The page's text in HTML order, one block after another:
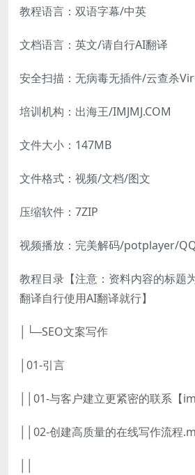
教程语言：双语字幕/中英
文档语言：英文/请自行AI翻译
安全扫描：无病毒无插件/云查杀
培训机构：出海王/IMJMJ.COM
文件大小：147MB
文件格式：视频/文档/图文
压缩软件：7ZIP
视频播放：完美解码/potplayer/
教程目录【注意：资料内容的标题
翻译自行使用AI翻译就行】
│└─SEO文案写作
│01-引言
││01-与客户建立更紧密的联系【
││02-创建高质量的在线写作流程